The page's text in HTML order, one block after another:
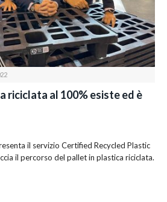
riciclata al 100% esiste ed è
il servizio Certified Recycled Plastic
il percorso del pallet in plastica riciclata.